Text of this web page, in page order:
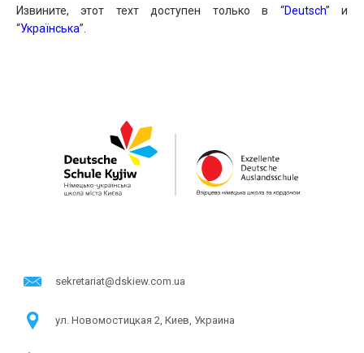
Извините, этот техт доступен только в “Deutsch” и
“Українська”.
sekretariat@dskiew.com.ua
ул. Новомостицкая 2, Киев, Украина